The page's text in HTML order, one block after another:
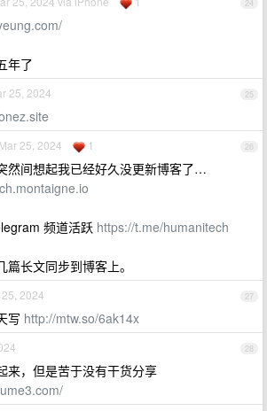
24
年了
25
25, 2024
26
Mar 25, 2024 1
然间想起我已经好久没更新博客了…
频道活跃 https://t.me/humanitech
长文同步到博客上。
27
2024
写 http://mtw.so/6ak14x
28
来，但是苦于没有干货分享